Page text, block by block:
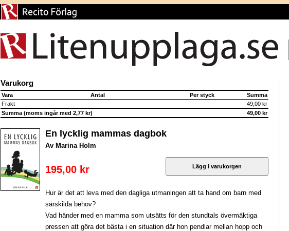
Varukorg
Vara Antal Per styck
Summa
Frakt
49,00 kr
Summa (moms ingår med 2,77 kr)
49,00 kr
En lycklig mammas dagbok
Av Marina Holm
195,00 kr
Hur är det att leva med den dagliga utmaningen att ta hand om barn med
särskilda behov?
Vad händer med en mamma som utsätts för den stundtals övermäktiga
pressen att göra det bästa i en situation där hon pendlar mellan hopp och